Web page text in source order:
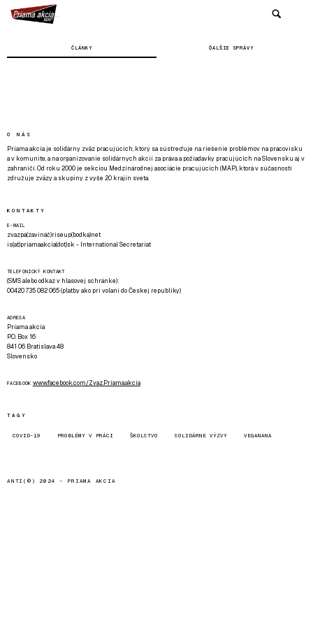
ČLÁNKY ĎALŠIE SPRÁVY
O NÁS
Priama akcia je solidárny zväz pracujúcich, ktorý sa sústreďuje na riešenie problémov na pracovisku
a v komunite, a na organizovanie solidárnych akcií za práva a požiadavky pracujúcich na Slovensku aj v
zahraničí. Od roku 2000 je sekciou Medzinárodnej asociácie pracujúcich (MAP), ktorá v súčasnosti
združuje zväzy a skupiny z vyše 20 krajín sveta.
KONTAKTY
E-MAIL
zvazpa(zavináč)riseup(bodka)net
is(at)priamaakcia(dot)sk - International Secretariat
TELEFONICKÝ KONTAKT
(SMS alebo odkaz v hlasovej schránke):
00420 735 082 065 (platby ako pri volaní do Českej republiky)
ADRESA
Priama akcia
P.O. Box 16
841 06 Bratislava 48
Slovensko
FACEBOOK www.facebook.com/Zvaz.Priama.akcia
TAGY
COVID-19 PROBLÉMY V PRÁCI ŠKOLSTVO SOLIDÁRNE VÝZVY VEGANANA
ANTI(©) 2024 - PRIAMA AKCIA